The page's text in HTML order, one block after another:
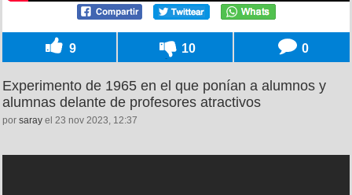
9 10 0
Experimento de 1965 en el que ponían a alumnos y
alumnas delante de profesores atractivos
por saray el 23 nov 2023, 12:37